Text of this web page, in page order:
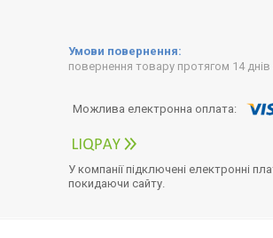
повернення товару протягом 14 днів
У компанії підключені електронні
покидаючи сайту.